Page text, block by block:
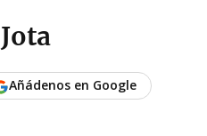
Añádenos en Google